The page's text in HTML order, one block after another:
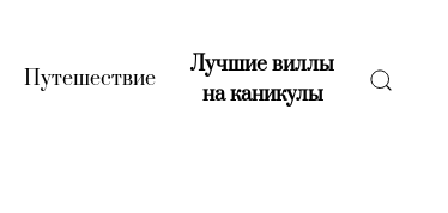
(current)
Путешествие(current)
Лучшие виллы
на каникулы(current)